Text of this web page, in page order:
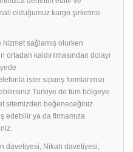
olduğumuz kargo şirketine
sağlamış olurken
kaldırılmasından dolayı
ister sipariş formlarımızı
de tüm bölgeye
sitemizden beğeneceğiniz
edebilir ya da firmamıza
davetiyesi, Nikah davetiyesi,